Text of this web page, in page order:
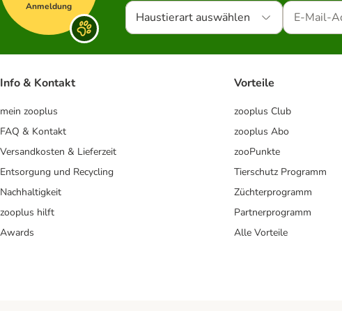
Anmeldung
Haustierart auswählen
Info & Kontakt
mein zooplus
FAQ & Kontakt
Versandkosten & Lieferzeit
Entsorgung und Recycling
Nachhaltigkeit
zooplus hilft
Awards
Vorteile
zooplus Club
zooplus Abo
zooPunkte
Tierschutz Programm
Züchterprogramm
Partnerprogramm
Alle Vorteile